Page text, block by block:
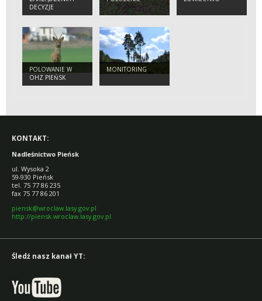
DECYZJE
POLOWANIE W
OHZ PIEŃSK
MONITORING
KONTAKT:
Nadleśnictwo Pieńsk
ul. Wysoka 2
59-930 Pieńsk
tel. 75 77 86 235
fax 75 77 86 201
piensk@wroclaw.lasy.gov.pl
http://piensk.wroclaw.lasy.gov.pl
Śledź nasz kanał YT: